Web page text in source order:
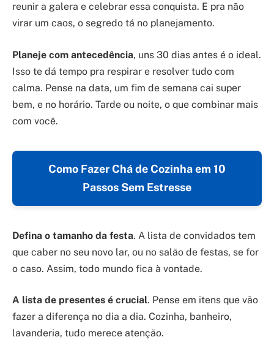
reunir a galera e celebrar essa conquista. E pra não
virar um caos, o segredo tá no planejamento.
Planeje com antecedência, uns 30 dias antes é o ideal.
Isso te dá tempo pra respirar e resolver tudo com
calma. Pense na data, um fim de semana cai super
bem, e no horário. Tarde ou noite, o que combinar mais
com você.
Como Fazer Chá de Cozinha em 10
Passos Sem Estresse
Defina o tamanho da festa. A lista de convidados tem
que caber no seu novo lar, ou no salão de festas, se for
o caso. Assim, todo mundo fica à vontade.
A lista de presentes é crucial. Pense em itens que vão
fazer a diferença no dia a dia. Cozinha, banheiro,
lavanderia, tudo merece atenção.